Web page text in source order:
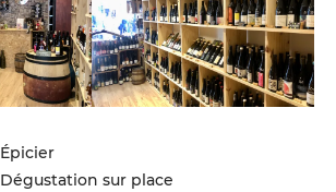
Épicier
Dégustation sur place